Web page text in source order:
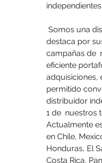
destaca por
campañas de
eficiente
adquisiciones,
permitido
distribuidor
1 de  nuestros
Actualmente
en Chile,
Honduras, El
Costa Rica,